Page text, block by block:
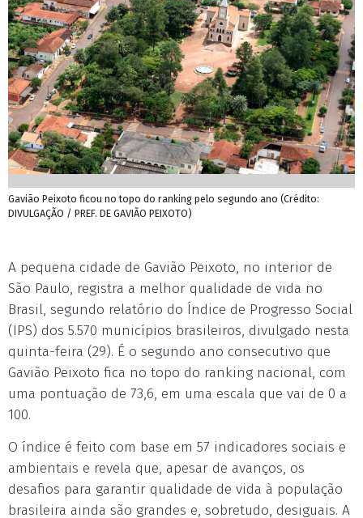
Gavião Peixoto ficou no topo do ranking pelo segundo ano (Crédito:
DIVULGAÇÃO / PREF. DE GAVIÃO PEIXOTO)
A pequena cidade de Gavião Peixoto, no interior de
São Paulo, registra a melhor qualidade de vida no
Brasil, segundo relatório do Índice de Progresso Social
(IPS) dos 5.570 municípios brasileiros, divulgado nesta
quinta-feira (29). É o segundo ano consecutivo que
Gavião Peixoto fica no topo do ranking nacional, com
uma pontuação de 73,6, em uma escala que vai de 0 a
100.
O índice é feito com base em 57 indicadores sociais e
ambientais e revela que, apesar de avanços, os
desafios para garantir qualidade de vida à população
brasileira ainda são grandes e, sobretudo, desiguais. A